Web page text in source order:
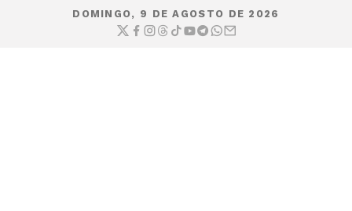
DOMINGO, 9 DE AGOSTO DE 2026